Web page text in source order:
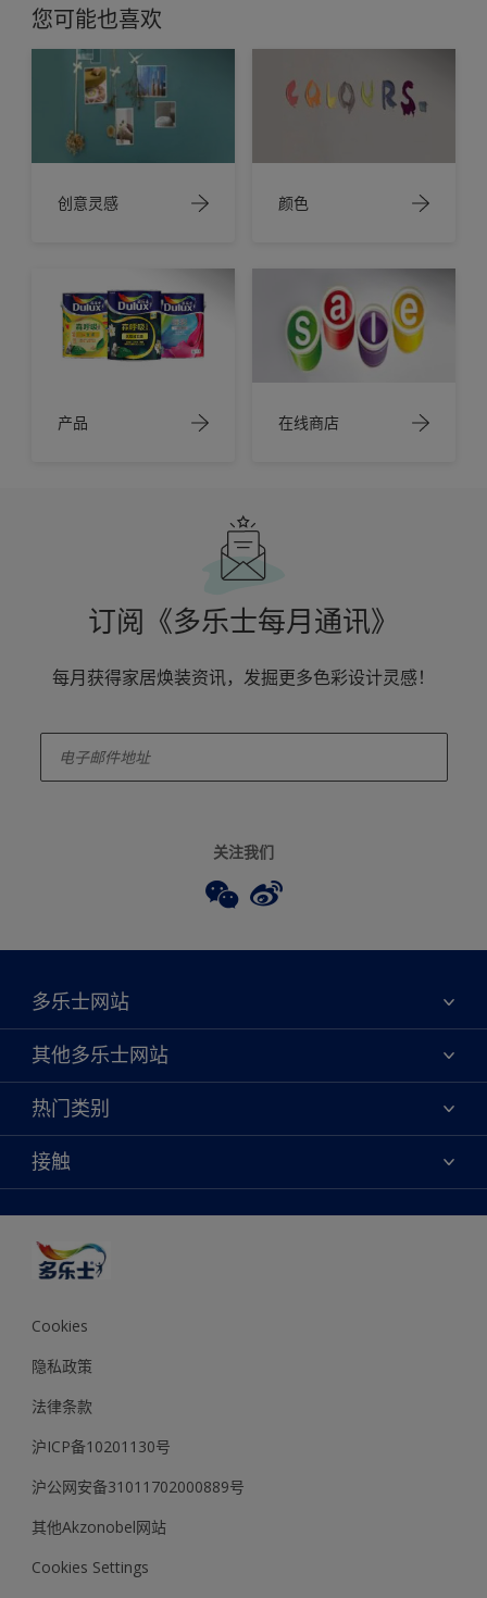
您可能也喜欢
创意灵感 颜色
产品 在线商店
订阅《多乐士每月通讯》
每月获得家居焕装资讯，发掘更多色彩设计灵感！
关注我们
多乐士网站
关于我们
联系我们
查找店铺
绿色工厂
其他多乐士网站
焕新服务
多乐士专业
天猫官方旗舰店
抖音官方旗舰店
热门类别
颜色
产品
创意灵感
装修建议
可持续发展
多乐士2025年度色彩 - 金盏黄
接触
颜色准确性
Cookies
隐私政策
法律条款
沪ICP备10201130号
沪公网安备31011702000889号
其他Akzonobel网站
Cookies Settings